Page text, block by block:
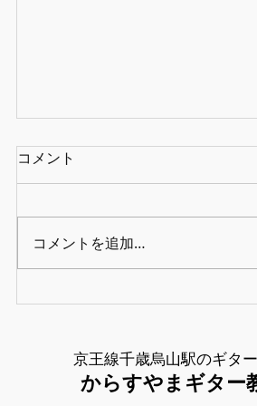
休日
コメント
コメントを追加…
京王線千歳烏山駅のギタ
からすやまギター